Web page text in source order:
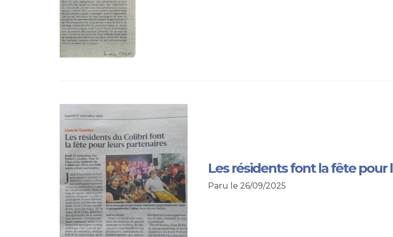
Les résidents font la fête pour
Paru le 26/09/2025